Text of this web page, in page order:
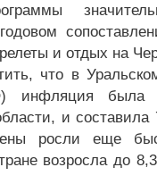
и отдых на
что в
инфляция
и
росли еще
возросла до